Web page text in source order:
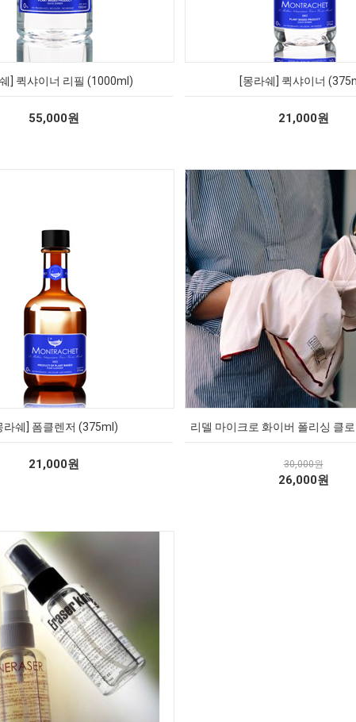
] 퀵샤이너 리필 (1000ml)
55,000원
[몽라쉐] 퀵샤이너
21,000원
라쉐] 폼클렌저 (375ml)
21,000원
리델 마이크로 화이버 폴리싱 클
30,000원
26,000원